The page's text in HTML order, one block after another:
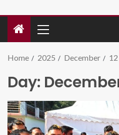
Home 2025 December 12
Day: